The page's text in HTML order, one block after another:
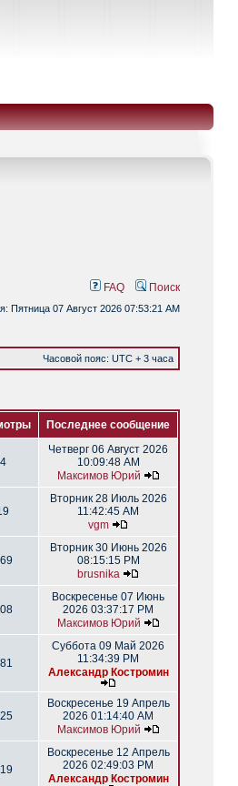
FAQ Поиск
Пятница 07 Август 2026 07:53:21 AM
Часовой пояс: UTC + 3 часа
Последнее сообщение
Четверг 06 Август 2026
10:09:48 AM
Максимов Юрий
Вторник 28 Июль 2026
11:42:45 AM
vgm
Вторник 30 Июнь 2026
08:15:15 PM
brusnika
Воскресенье 07 Июнь
2026 03:37:17 PM
Максимов Юрий
Суббота 09 Май 2026
11:34:39 PM
Александр Костромин
Воскресенье 19 Апрель
2026 01:14:40 AM
Максимов Юрий
Воскресенье 12 Апрель
2026 02:49:03 PM
Александр Костромин